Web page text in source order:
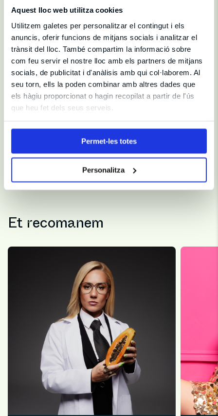
Aquest lloc web utilitza cookies
Utilitzem galetes per personalitzar el contingut i els
anuncis, oferir funcions de mitjans socials i analitzar el
trànsit del lloc. També compartim la informació sobre
com feu servir el nostre lloc amb els partners de mitjans
socials, de publicitat i d'anàlisis amb qui col·laborem. Al
seu torn, ells la poden combinar amb altres dades que
els hàgiu proporcionat o hagin recopilat a partir de l'ús
que heu fet dels seus serveis.
Permet-les totes
Personalitza
pugui sorgir fins a 48h abans de l'inici de l'espectacle.
Tingues en compte: (1) La compra per a la nova data ha
de ser de com a mínim el mateix valor que la primera
compra. (2) La nova compra està subjecte a la
disponibilitat de cada moment.
Galeria
Et recomanem